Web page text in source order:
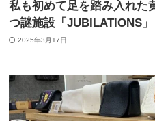
私も初めて足を踏み入れた
つ謎施設「JUBILATIONS」
2025年3月17日